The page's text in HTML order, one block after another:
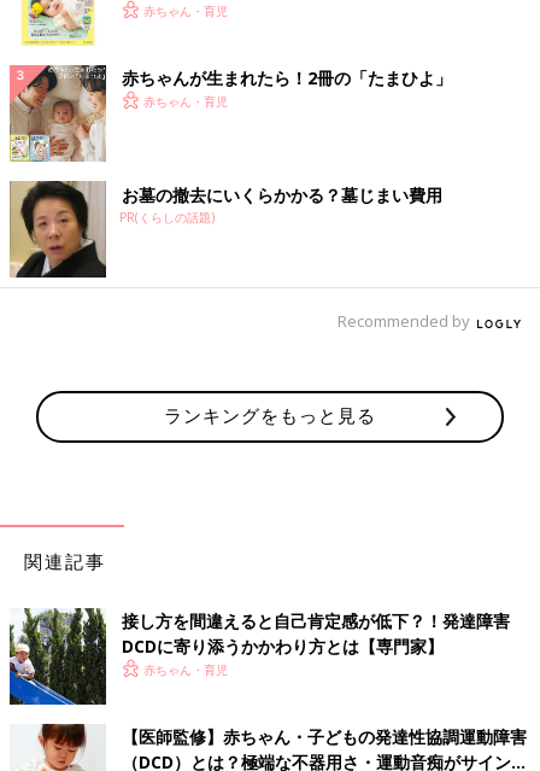
一方で、発達障害があるのかどうかの早期発見のために、2013
年からある都市で行われている5才児健診では、約5％の子どもに
DCDが見られるとわかっています。日常生活に支障をきたすよ
うな症状が見られる場合は、DCDも含め発達全体について、地
域の保健センターなどに相談し、専門家の意見を聞いてみるとい
いかもしれません。
スポーツは子どもに合わせてルールを変えて楽しも
う！
する人が多いですよね。でも、ルールやテクニックなどをまった
く気にせず、単に体を動かして楽しむことを「スポーツ」と捉え
く、苦手な子どもに合わせて変えてしまっていいのです。サッカ
ーなら、足じゃなくて手でボールを持ってもいい。なわとびな
ら、なわをまたぐだけでもいい。そんなふうに楽しめれば、たと
え苦手だとしても否定的にならず、将来的にもスポーツを続けら
れることが多いと思います。
く！ おっぱい・ミルクの基本と夏のトラブル 解決テ
赤ちゃん・育児
赤ちゃんが生まれたら！2冊の「たまひよ」
赤ちゃん・育児
お墓の撤去にいくらかかる？墓じまい費用
PR(くらしの話題)
Recommended by
ランキングをもっと見る
関連記事
接し方を間違えると自己肯定感が低下？！発達障害
DCDに寄り添うかかわり方とは【専門家】
赤ちゃん・育児
【医師監修】赤ちゃん・子どもの発達性協調運動障害
（DCD）とは？極端な不器用さ・運動音痴がサインの